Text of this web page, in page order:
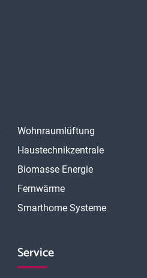
Wohnraumlüftung
Haustechnikzentrale
Biomasse Energie
Fernwärme
Smarthome Systeme
Service